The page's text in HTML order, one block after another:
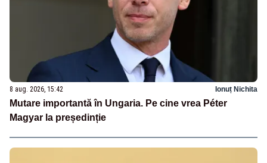
8 aug. 2026, 15:42 Ionuț Nichita
Mutare importantă în Ungaria. Pe cine vrea Péter
Magyar la președinție